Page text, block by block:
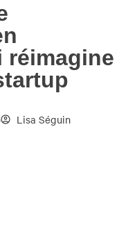
réimagine
Lisa Séguin